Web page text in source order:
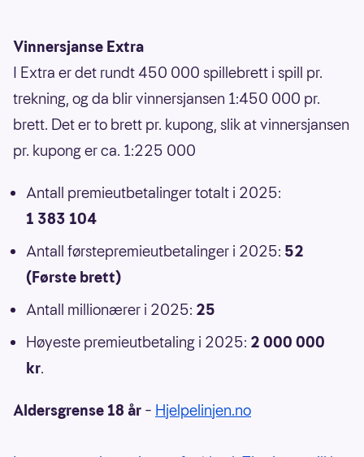
Vinnersjanse Extra
I Extra er det rundt 450 000 spillebrett i spill pr.
trekning, og da blir vinnersjansen 1:450 000 pr.
brett. Det er to brett pr. kupong, slik at vinnersjansen
pr. kupong er ca. 1:225 000
Antall premieutbetalinger totalt i 2025:
1 383 104
Antall førstepremieutbetalinger i 2025: 52
(Første brett)
Antall millionærer i 2025: 25
Høyeste premieutbetaling i 2025: 2 000 000
kr.
Aldersgrense 18 år – Hjelpelinjen.no